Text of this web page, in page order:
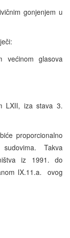
gonjenjem u
većinom glasova
LXII, iza stava 3.
proporcionalno
Takva
iz 1991. do
IX.11.a. ovog